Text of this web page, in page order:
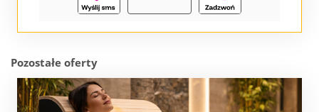
Pozostałe oferty